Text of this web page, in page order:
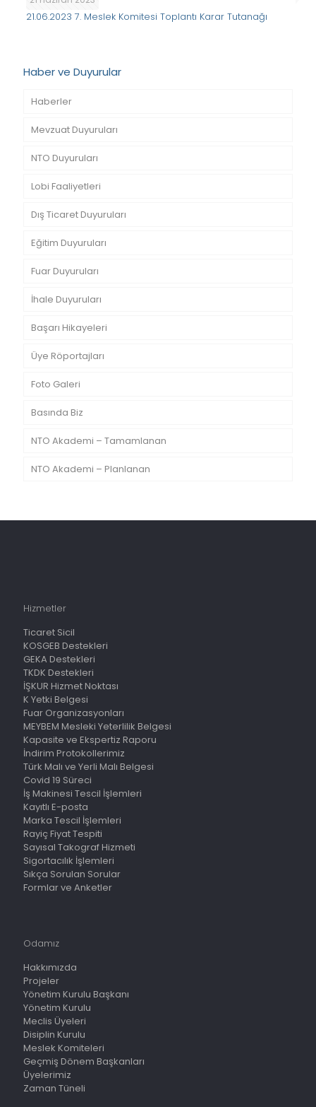
21.06.2023 7. Meslek Komitesi Toplantı Karar Tutanağı
Haber ve Duyurular
Haberler
Mevzuat Duyuruları
NTO Duyuruları
Lobi Faaliyetleri
Dış Ticaret Duyuruları
Eğitim Duyuruları
Fuar Duyuruları
İhale Duyuruları
Başarı Hikayeleri
Üye Röportajları
Foto Galeri
Basında Biz
NTO Akademi – Tamamlanan
NTO Akademi – Planlanan
Hizmetler
Ticaret Sicil
KOSGEB Destekleri
GEKA Destekleri
TKDK Destekleri
İŞKUR Hizmet Noktası
K Yetki Belgesi
Fuar Organizasyonları
MEYBEM Mesleki Yeterlilik Belgesi
Kapasite ve Ekspertiz Raporu
İndirim Protokollerimiz
Türk Malı ve Yerli Malı Belgesi
Covid 19 Süreci
İş Makinesi Tescil İşlemleri
Kayıtlı E-posta
Marka Tescil İşlemleri
Rayiç Fiyat Tespiti
Sayısal Takograf Hizmeti
Sigortacılık İşlemleri
Sıkça Sorulan Sorular
Formlar ve Anketler
Odamız
Hakkımızda
Projeler
Yönetim Kurulu Başkanı
Yönetim Kurulu
Meclis Üyeleri
Disiplin Kurulu
Meslek Komiteleri
Geçmiş Dönem Başkanları
Üyelerimiz
Zaman Tüneli